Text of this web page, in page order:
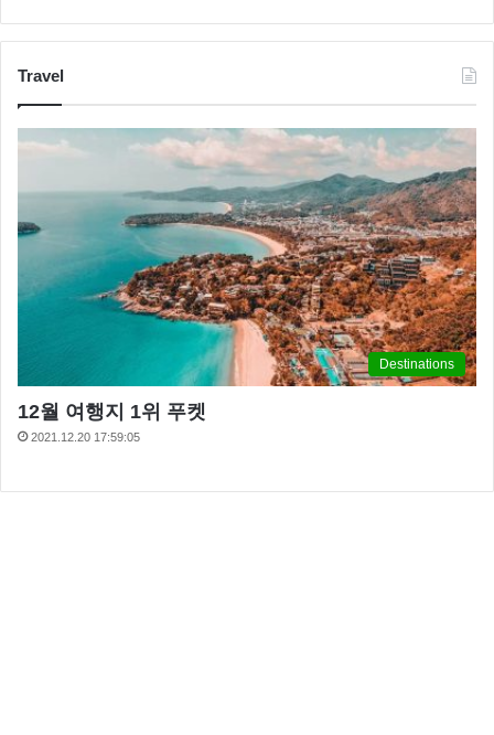
Travel
Destinations
12월 여행지 1위 푸켓
2021.12.20 17:59:05